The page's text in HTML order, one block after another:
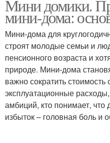
Мини домики.
мини-дома:
Мини-дома для
строят молодые семьи и
пенсионного возраста и
природе. Мини-дома
важно сократить стоимость
эксплуатационные
амбиций, кто понимает, что
избыток – головная боль и